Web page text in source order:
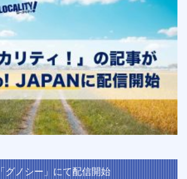
「グノシー」にて配信開始